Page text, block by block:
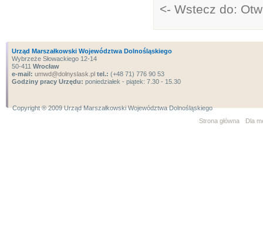
<- Wstecz do:
Urząd Marszałkowski Województwa Dolnośląskiego
Wybrzeże Słowackiego 12-14
50-411 Wrocław
e-mail: umwd@dolnyslask.pl tel.: (+48 71) 776 90 53
Godziny pracy Urzędu: poniedziałek - piątek: 7.30 - 15.30
Copyright ® 2009 Urząd Marszałkowski Województwa Dolnośląskiego
Strona główna
Dla